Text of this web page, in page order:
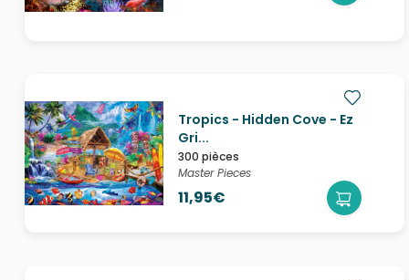
Tropics - Hidden Cove - Ez
Gri...
300 pièces
Master Pieces
11,95€